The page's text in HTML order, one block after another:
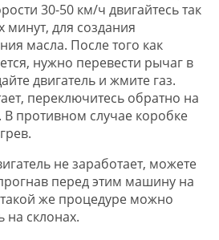
30-50 км/ч двигайтесь так
минут, для создания
масла. После того как
нужно перевести рычаг в
двигатель и жмите газ.
переключитесь обратно на
противном случае коробке
не заработает, можете
перед этим машину на
же процедуре можно
на склонах.